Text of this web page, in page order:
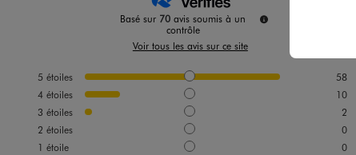
Basé sur 70 avis soumis à un
contrôle
Voir tous les avis sur ce site
5 étoiles
58
4 étoiles
10
3 étoiles
2
2 étoiles
0
1 étoile 0